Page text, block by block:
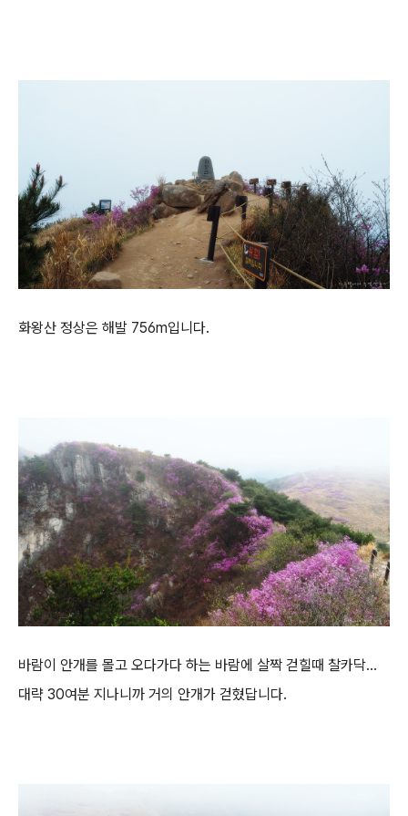
화왕산 정상은 해발 756m입니다.
바람이 안개를 몰고 오다가다 하는 바람에 살짝 걷힐때 찰카닥...
대략 30여분 지나니까 거의 안개가 걷혔답니다.